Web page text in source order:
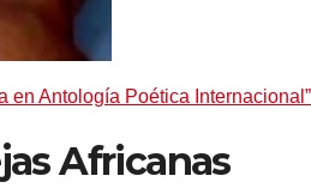
en Antología Poética Internacional”
Africanas